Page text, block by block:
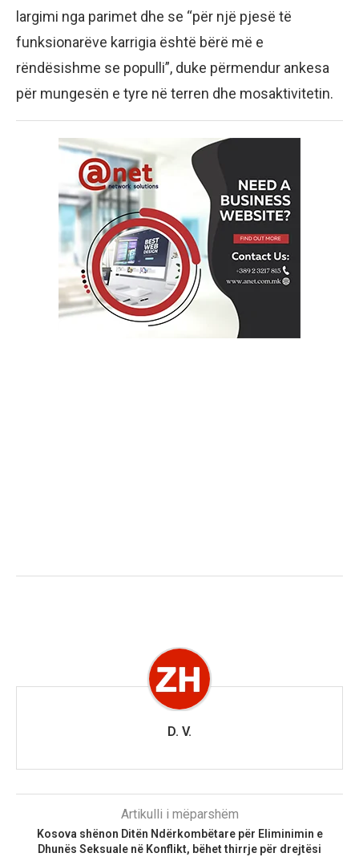
largimi nga parimet dhe se “për një pjesë të
funksionarëve karrigia është bërë më e
rëndësishme se populli”, duke përmendur ankesa
për mungesën e tyre në terren dhe mosaktivitetin.
D. V.
Artikulli i mëparshëm
Kosova shënon Ditën Ndërkombëtare për Eliminimin e
Dhunës Seksuale në Konflikt, bëhet thirrje për drejtësi